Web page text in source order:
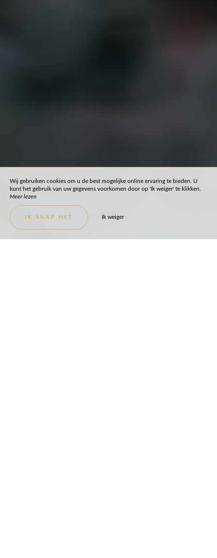
Wij gebruiken cookies om u de best mogelijke online ervaring te bieden. U
kunt het gebruik van uw gegevens voorkomen door op 'Ik weiger' te klikken.
Meer lezen
IK SNAP HET Ik weiger